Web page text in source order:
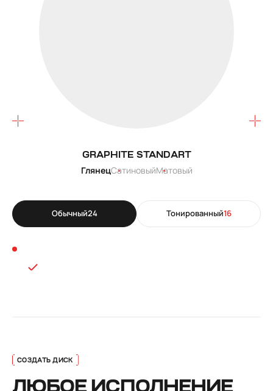
Обычный24 Тонированный16
GRAPHITE STANDART
ГлянецСатиновыйМатовый
ЛЮБОЕ ИСПОЛНЕНИЕ